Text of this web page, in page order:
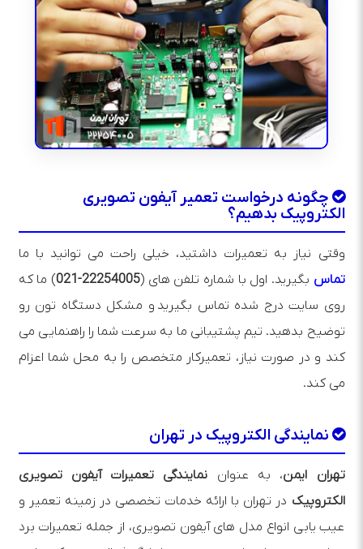
چگونه درخواست تعمیر آیفون تصویری
الکتروپیک بدهیم؟
وقتی نیاز به تعمیرات داشتید، خیلی راحت می‌ توانید با ما
تماس بگیرید. اول با شماره تلفن‌ های (22254005-021
) ما که
روی سایت درج شده تماس بگیرید و مشکل دستگاه تون رو
توضیح بدهید. تیم پشتیبانی ما به سرعت شما را راهنمایی می‌
کند و در صورت نیاز، تعمیرکار متخصص را به محل شما اعزام
می‌ کند.
نمایندگی الکتروپیک در تهران
تهران ایمن، به عنوان نمایندگی تعمیرات آیفون تصویری
الکتروپیک در تهران با ارائه خدمات تخصصی در زمینه تعمیر و
عیب یابی انواع مدل های آیفون تصویری، از جمله تعمیرات برد